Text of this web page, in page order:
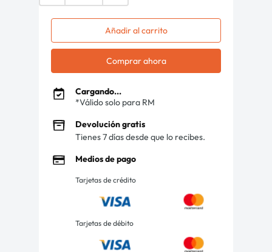
Añadir al carrito
Comprar ahora
Cargando...
*Válido solo para RM
Devolución gratis
Tienes 7 días desde que lo recibes.
Medios de pago
Tarjetas de crédito
Tarjetas de débito